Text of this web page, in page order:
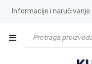
Informacije i naručivanje: